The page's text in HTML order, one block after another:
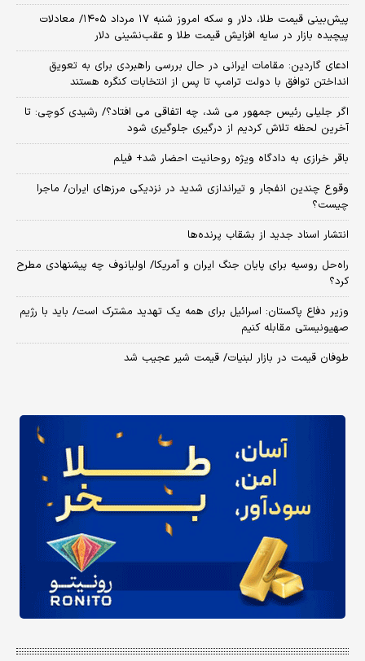
پیش‌بینی قیمت طلا، دلار و سکه امروز شنبه ۱۷ مرداد ۱۴۰۵/ معادلات
پیچیده بازار در سایه افزایش قیمت طلا و عقب‌نشینی دلار
ادعای گاردین: مقامات ایرانی در حال بررسی راهبردی برای به تعویق
انداختن توافق با دولت ترامپ تا پس از انتخابات کنگره هستند
اگر جلیلی رئیس جمهور می شد، چه اتفاقی می افتاد؟/ رشیدی کوچی: تا
آخرین لحظه تلاش کردیم از درگیری جلوگیری شود
باقر خرازی به دادگاه ویژه روحانیت احضار شد+ فیلم
وقوع چندین انفجار و تیراندازی شدید در نزدیکی مرز‌های ایران/ ماجرا
چیست؟
انتشار اسناد جدید از بشقاب پرنده‌ها
راه‌حل روسیه برای پایان جنگ ایران و آمریکا/ اولیانوف چه پیشنهادی مطرح
کرد؟
وزیر دفاع پاکستان: اسرائیل برای همه یک تهدید مشترک است/ باید با رژیم
صهیونیستی مقابله کنیم
طوفان قیمت در بازار لبنیات/ قیمت شیر عجیب شد